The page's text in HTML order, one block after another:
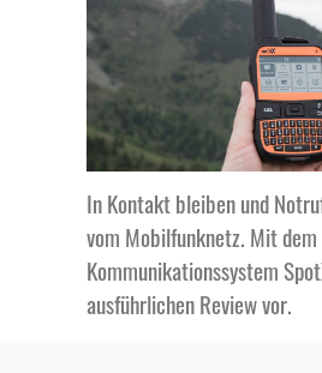
In Kontakt bleiben und
vom Mobilfunknetz. Mit
Kommunikationssystem
ausführlichen Review vor.